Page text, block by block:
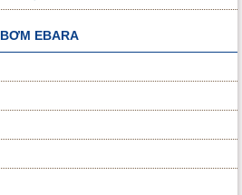
BƠM EBARA